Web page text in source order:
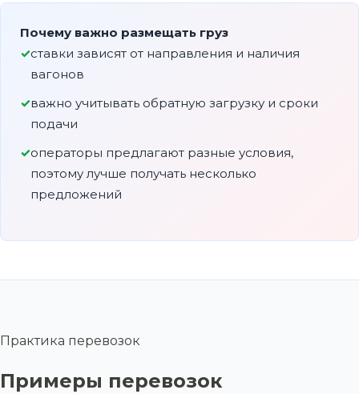
Почему важно размещать груз
ставки зависят от направления и наличия
вагонов
важно учитывать обратную загрузку и сроки
подачи
операторы предлагают разные условия,
поэтому лучше получать несколько
предложений
Практика перевозок
Примеры перевозок